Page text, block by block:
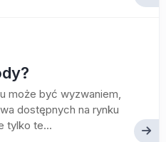
może być wyzwaniem,
dostępnych na rynku
tylko te...